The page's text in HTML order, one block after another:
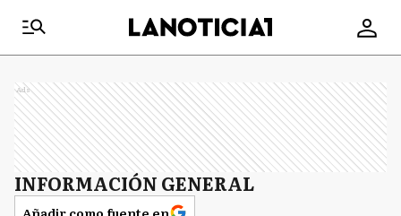
Ads
INFORMACIÓN GENERAL
Añadir como fuente en